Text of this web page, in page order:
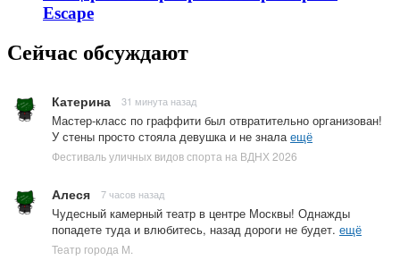
Escape
Сейчас обсуждают
Катерина 31 минута назад
Мастер-класс по граффити был отвратительно организован!
У стены просто стояла девушка и не зналаещё
Фестиваль уличных видов спорта на ВДНХ 2026
Алеся 7 часов назад
Чудесный камерный театр в центре Москвы! Однажды
попадете туда и влюбитесь, назад дороги не будет. ещё
Театр города М.